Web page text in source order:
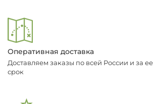
Оперативная доставка
Доставляем заказы по всей России и за
срок